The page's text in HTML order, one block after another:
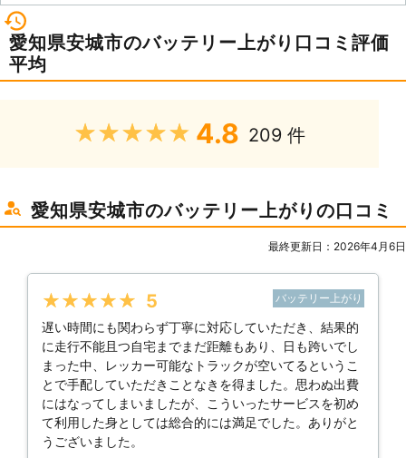
愛知県安城市のバッテリー上がり口コミ評価
平均
★★★★★ 4.8 209 件
愛知県安城市のバッテリー上がりの口コミ
最終更新日：2026年4月6日
★★★★★ 5 バッテリー上がり
遅い時間にも関わらず丁寧に対応していただき、結果的
に走行不能且つ自宅までまだ距離もあり、日も跨いでし
まった中、レッカー可能なトラックが空いてるというこ
とで手配していただきことなきを得ました。思わぬ出費
にはなってしまいましたが、こういったサービスを初め
て利用した身としては総合的には満足でした。ありがと
うございました。